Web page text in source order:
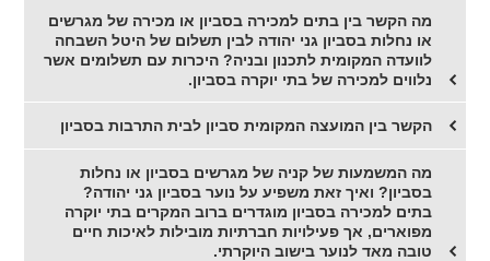
מה הקשר בין בתים למכירה בסביון או מכירה של מגרשים
או נחלות בסביון גני יהודה לבין תשלום של היטל השבחה
לוועדה המקומית לתכנון ובניה? היכרות עם תשלומים אשר
נלווים למכירה של בתי יוקרה בסביון.
הקשר בין המועצה המקומית סביון לבית התרבות בסביון
מה המשמעות של קניה של מגרשים בסביון או נחלות
בסביון? ואיך זאת משפיע על נוער בסביון גני יהודה?
בתים למכירה בסביון מוגדרים ברוב המקרים בתי יוקרה
מפוארים, אך פעילויות חברתיות מובילות לאיכות חיים
טובה מאד לנוער בישוב היוקרתי.